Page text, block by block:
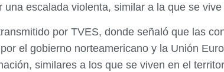
escalada violenta, similar a la que se vive
por TVES, donde señaló que las
el gobierno norteamericano y la Unión
similares a los que se viven en el